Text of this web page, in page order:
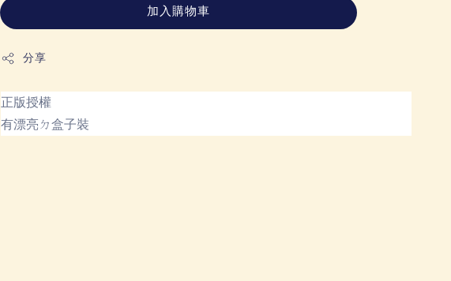
加入購物車
分享
正版授權
有漂亮ㄉ盒子裝